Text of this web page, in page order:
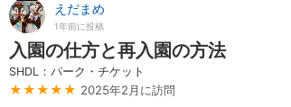
えだまめ
1年前に投稿
入園の仕方と再入園の方法
SHDL：パーク・チケット
★★★★★ 2025年2月に訪問